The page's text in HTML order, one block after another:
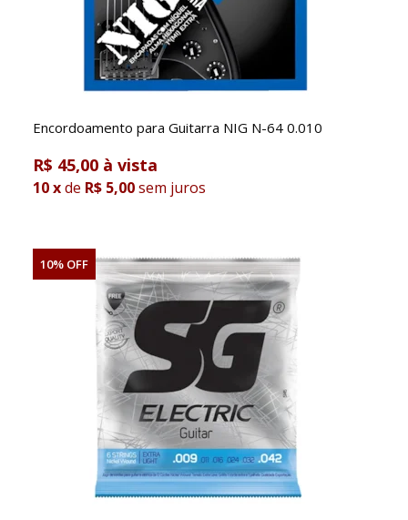
Encordoamento para Guitarra NIG N-64 0.010
R$ 45,00
10xde R$ 5,00sem juros
10% OFF